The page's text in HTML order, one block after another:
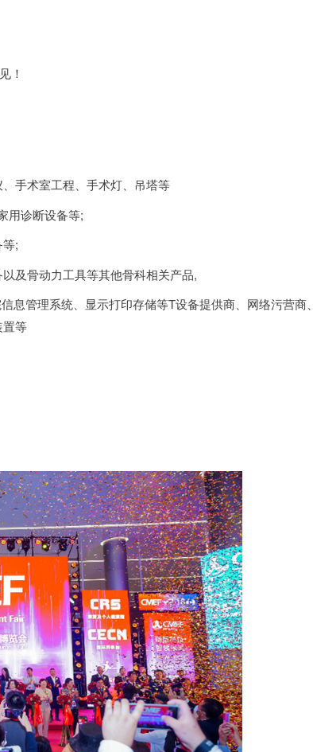
！
手术室工程、手术灯、吊塔等
用诊断设备等;
;
及骨动力工具等其他骨科相关产品,
息管理系统、显示打印存储等T设备提供商、网络污营
置等